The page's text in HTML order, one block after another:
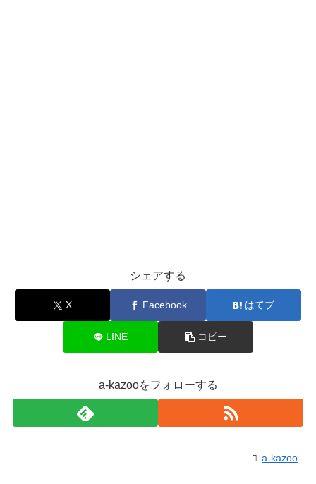
シェアする
X Facebook はてブ
LINE コピー
a-kazooをフォローする
a-kazoo